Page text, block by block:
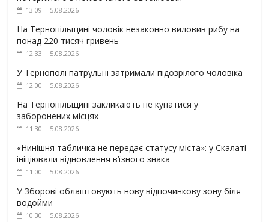
13:09 | 5.08.2026
На Тернопільщині чоловік незаконно виловив рибу на
понад 220 тисяч гривень
12:33 | 5.08.2026
У Тернополі патрульні затримали підозрілого чоловіка
12:00 | 5.08.2026
На Тернопільщині закликають не купатися у
заборонених місцях
11:30 | 5.08.2026
«Нинішня табличка не передає статусу міста»: у Скалаті
ініціювали відновлення в’їзного знака
11:00 | 5.08.2026
У Зборові облаштовують нову відпочинкову зону біля
водойми
10:30 | 5.08.2026